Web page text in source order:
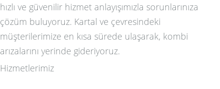
hızlı ve güvenilir hizmet anlayışımızla sorunlarınıza
çözüm buluyoruz. Kartal ve çevresindeki
müşterilerimize en kısa sürede ulaşarak, kombi
arızalarını yerinde gideriyoruz.
Hizmetlerimiz